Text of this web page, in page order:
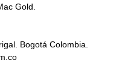
Gold.
Bogotá Colombia.